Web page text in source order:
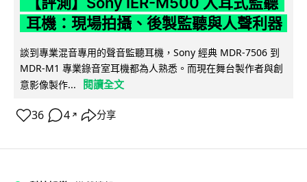
耳機：現場拍攝、後製監聽與人聲利器
談到專業混音專用的聲音監聽耳機，Sony 經典 MDR-7506 到
MDR-M1 專業錄音室耳機都為人熟悉。而現在舞台製作者與創
意影像製作...
閱讀全文
36 4 ↗ 分享